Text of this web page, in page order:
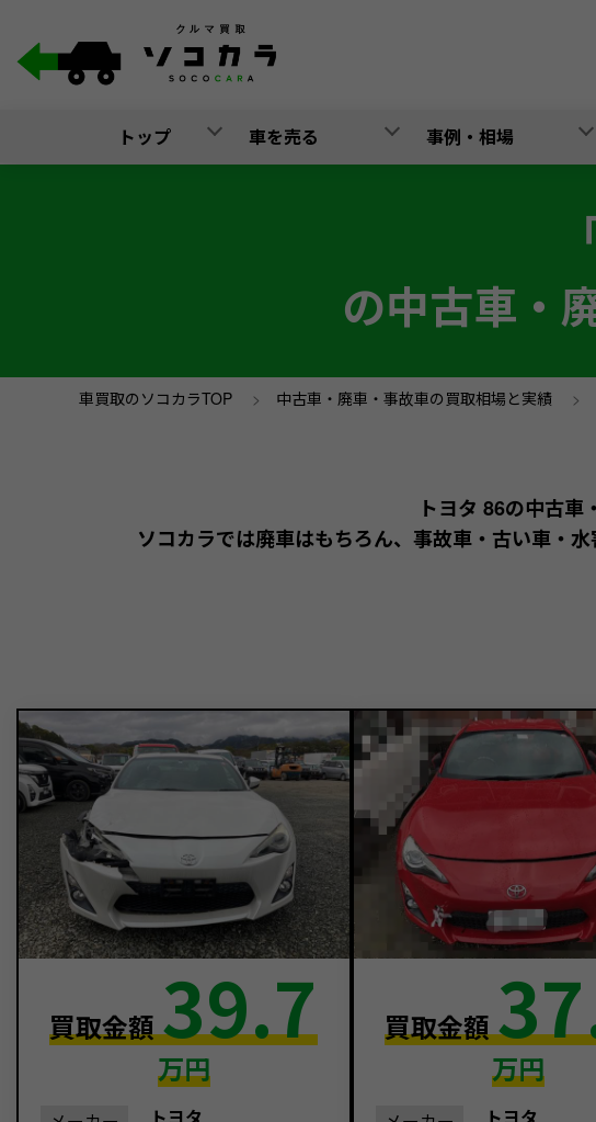
トップ 車を売る 事例・相場
の中古車・
車買取のソコカラTOP > 中古車・廃車・事故車の買取相場と実績 >
トヨタ 86の中古車
ソコカラでは廃車はもちろん、事故車・古い車・
買取金額39.7
万円
買取金額
万円